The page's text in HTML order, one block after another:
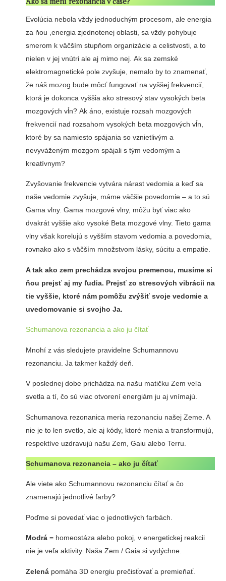
Evolúcia nebola vždy jednoduchým procesom, ale energia
za ňou ,energia zjednotenej oblasti, sa vždy pohybuje
smerom k väčším stupňom organizácie a celistvosti, a to
nielen v jej vnútri ale aj mimo nej. Ak sa zemské
elektromagnetické pole zvyšuje, nemalo by to znamenať,
že náš mozog bude môcť fungovať na vyššej frekvencií,
ktorá je dokonca vyššia ako stresový stav vysokých beta
mozgových vĺn? Ak áno, existuje rozsah mozgových
frekvencií nad rozsahom vysokých beta mozgových vĺn,
ktoré by sa namiesto spájania so vznietlivým a
nevyváženým mozgom spájali s tým vedomým a
kreatívnym?
Zvyšovanie frekvencie vytvára nárast vedomia a keď sa
naše vedomie zvyšuje, máme väčšie povedomie – a to sú
Gama vlny. Gama mozgové vlny, môžu byť viac ako
dvakrát vyššie ako vysoké Beta mozgové vlny. Tieto gama
vlny však korelujú s vyšším stavom vedomia a povedomia,
rovnako ako s väčším množstvom lásky, súcitu a empatie.
A tak ako zem prechádza svojou premenou, musíme si
ňou prejsť aj my ľudia. Prejsť zo stresových vibrácii na
tie vyššie, ktoré nám pomôžu zvýšiť svoje vedomie a
uvedomovanie si svojho Ja.
Schumanova rezonancia a ako ju čítať
Mnohí z vás sledujete pravidelne Schumannovu
rezonanciu. Ja takmer každý deň.
V poslednej dobe prichádza na našu matičku Zem veľa
svetla a tí, čo sú viac otvorení energiám ju aj vnímajú.
Schumanova rezonanica meria rezonanciu našej Zeme. A
nie je to len svetlo, ale aj kódy, ktoré menia a transformujú,
respektíve uzdravujú našu Zem, Gaiu alebo Terru.
Schumanova rezonancia – ako ju čítať
Ale viete ako Schumannovu rezonanciu čítať a čo
znamenajú jednotlivé farby?
Poďme si povedať viac o jednotlivých farbách.
Modrá= homeostáza alebo pokoj, v energetickej reakcii
nie je veľa aktivity. Naša Zem / Gaia si vydýchne.
Zelenápomáha 3D energiu prečisťovať a premieňať.